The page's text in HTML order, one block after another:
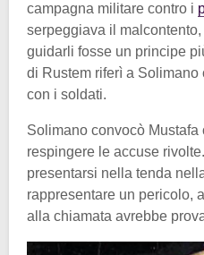
campagna militare contro i
serpeggiava il
guidarli fosse un principe
di Rustem riferì a Solimano
con i soldati.
Solimano convocò Mustafa
respingere le accuse
presentarsi nella tenda
rappresentare un pericolo,
alla chiamata avrebbe